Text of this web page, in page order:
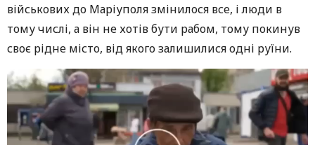
військових до Маріуполя змінилося все, і люди в
тому числі, а він не хотів бути рабом, тому покинув
своє рідне місто, від якого залишилися одні руїни.